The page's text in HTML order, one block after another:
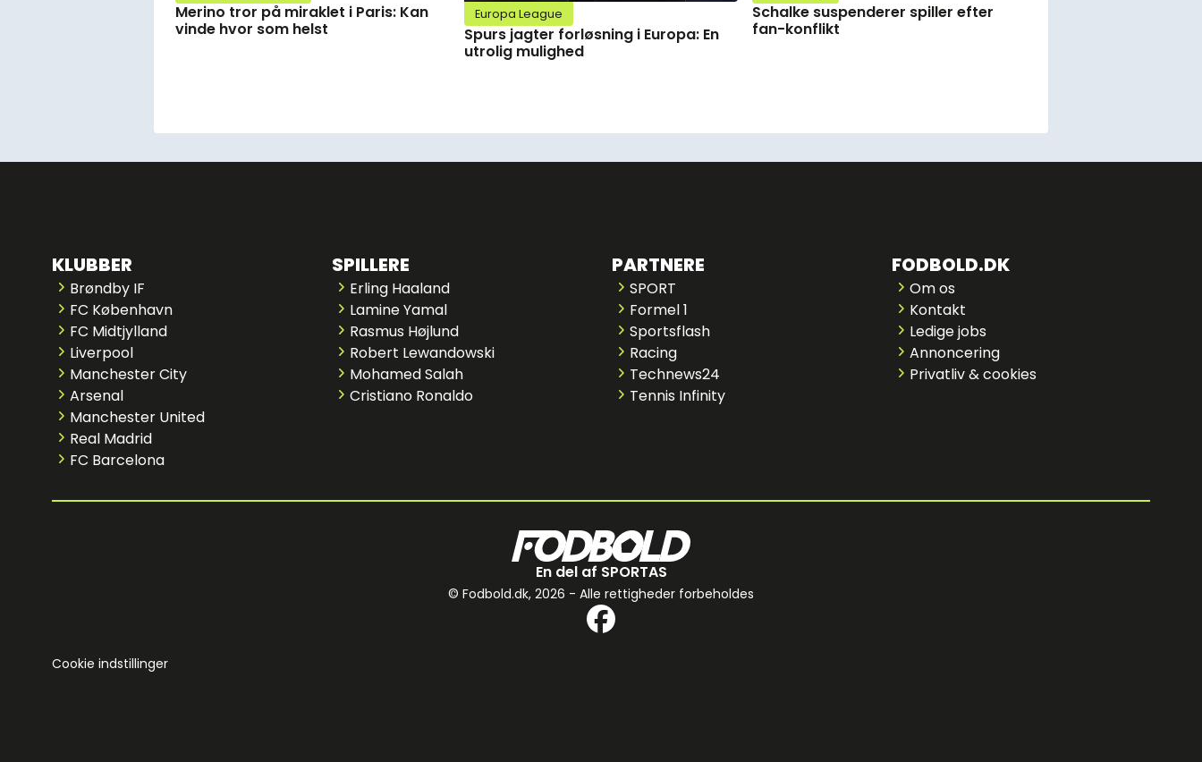
Merino tror på miraklet i Paris: Kan
vinde hvor som helst
Europa League
Spurs jagter forløsning i Europa: En
utrolig mulighed
Schalke suspenderer spiller efter
fan-konflikt
KLUBBER
Brøndby IF
FC København
FC Midtjylland
Liverpool
Manchester City
Arsenal
Manchester United
Real Madrid
FC Barcelona
SPILLERE
Erling Haaland
Lamine Yamal
Rasmus Højlund
Robert Lewandowski
Mohamed Salah
Cristiano Ronaldo
PARTNERE
SPORT
Formel 1
Sportsflash
Racing
Technews24
Tennis Infinity
FODBOLD.DK
Om os
Kontakt
Ledige jobs
Annoncering
Privatliv & cookies
En del af SPORTAS
© Fodbold.dk, 2026 - Alle rettigheder forbeholdes
Cookie indstillinger